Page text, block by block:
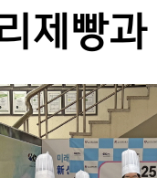
제빵과